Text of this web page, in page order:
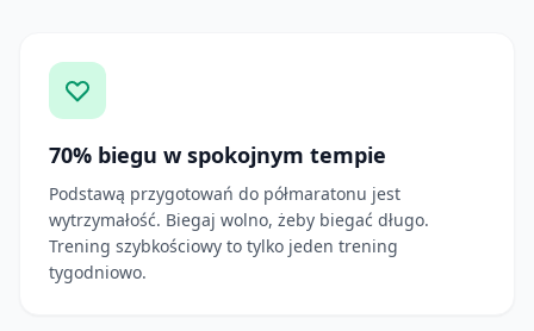
70% biegu w spokojnym tempie
Podstawą przygotowań do półmaratonu jest
wytrzymałość. Biegaj wolno, żeby biegać długo.
Trening szybkościowy to tylko jeden trening
tygodniowo.